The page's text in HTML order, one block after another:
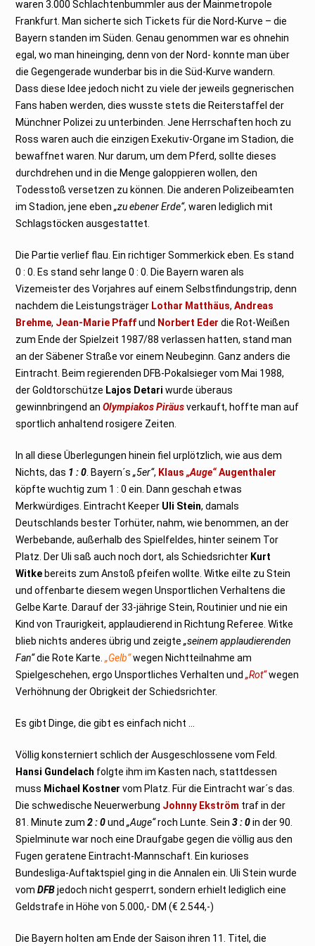
waren 3.000 Schlachtenbummler aus der Mainmetropole
Frankfurt. Man sicherte sich Tickets für die Nord-Kurve – die
Bayern standen im Süden. Genau genommen war es ohnehin
egal, wo man hineinging, denn von der Nord- konnte man über
die Gegengerade wunderbar bis in die Süd-Kurve wandern.
Dass diese Idee jedoch nicht zu viele der jeweils gegnerischen
Fans haben werden, dies wusste stets die Reiterstaffel der
Münchner Polizei zu unterbinden. Jene Herrschaften hoch zu
Ross waren auch die einzigen Exekutiv-Organe im Stadion, die
bewaffnet waren. Nur darum, um dem Pferd, sollte dieses
durchdrehen und in die Menge galoppieren wollen, den
Todesstoß versetzen zu können. Die anderen Polizeibeamten
im Stadion, jene eben„zu ebener Erde“, waren lediglich mit
Schlagstöcken ausgestattet.
Die Partie verlief flau. Ein richtiger Sommerkick eben. Es stand
0 : 0. Es stand sehr lange 0 : 0. Die Bayern waren als
Vizemeister des Vorjahres auf einem Selbstfindungstrip, denn
nachdem die Leistungsträger Lothar Matthäus,Andreas
Brehme, Jean-Marie Pfaff und Norbert Eder die Rot-Weißen
zum Ende der Spielzeit 1987/88 verlassen hatten, stand man
an der Säbener Straße vor einem Neubeginn. Ganz anders die
Eintracht. Beim regierenden DFB-Pokalsieger vom Mai 1988,
der Goldtorschütze Lajos Detari wurde überaus
gewinnbringend anOlympiakos Piräusverkauft, hoffte man auf
sportlich anhaltend rosigere Zeiten.
In all diese Überlegungen hinein fiel urplötzlich, wie aus dem
Nichts, das 1 : 0 . Bayern´s„5er“, Klaus„Auge“Augenthaler
köpfte wuchtig zum 1 : 0 ein. Dann geschah etwas
Merkwürdiges. Eintracht Keeper Uli Stein, damals
Deutschlands bester Torhüter, nahm, wie benommen, an der
Werbebande, außerhalb des Spielfeldes, hinter seinem Tor
Platz. Der Uli saß auch noch dort, als Schiedsrichter Kurt
Witke bereits zum Anstoß pfeifen wollte. Witke eilte zu Stein
und offenbarte diesem wegen Unsportlichen Verhaltens die
Gelbe Karte. Darauf der 33-jährige Stein, Routinier und nie ein
Kind von Traurigkeit, applaudierend in Richtung Referee. Witke
blieb nichts anderes übrig und zeigte„seinem applaudierenden
Fan“die Rote Karte.„Gelb“wegen Nichtteilnahme am
Spielgeschehen, ergo Unsportliches Verhalten und„Rot“wegen
Verhöhnung der Obrigkeit der Schiedsrichter.
Es gibt Dinge, die gibt es einfach nicht …
Völlig konsterniert schlich der Ausgeschlossene vom Feld.
Hansi Gundelach folgte ihm im Kasten nach, stattdessen
muss Michael Kostner vom Platz. Für die Eintracht war´s das.
Die schwedische Neuerwerbung Johnny Ekström traf in der
81. Minute zum2 : 0und„Auge“roch Lunte. Sein3 : 0in der 90.
Spielminute war noch eine Draufgabe gegen die völlig aus den
Fugen geratene Eintracht-Mannschaft. Ein kurioses
Bundesliga-Auftaktspiel ging in die Annalen ein. Uli Stein wurde
vomDFBjedoch nicht gesperrt, sondern erhielt lediglich eine
Geldstrafe in Höhe von 5.000,- DM (€ 2.544,-)
Die Bayern holten am Ende der Saison ihren 11. Titel, die